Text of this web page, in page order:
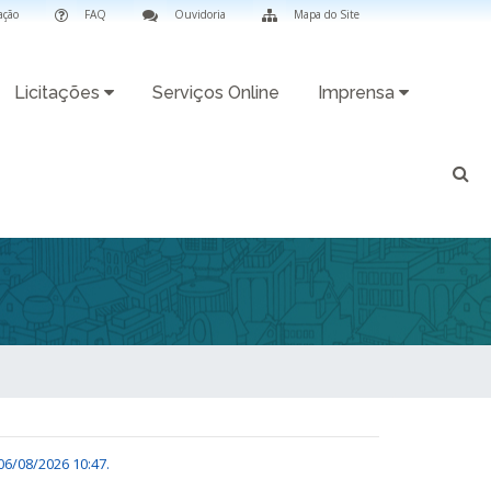
Mapa do Site
Ouvidoria
FAQ
Licitações Serviços Online Imprensa
08/2026 10:47.